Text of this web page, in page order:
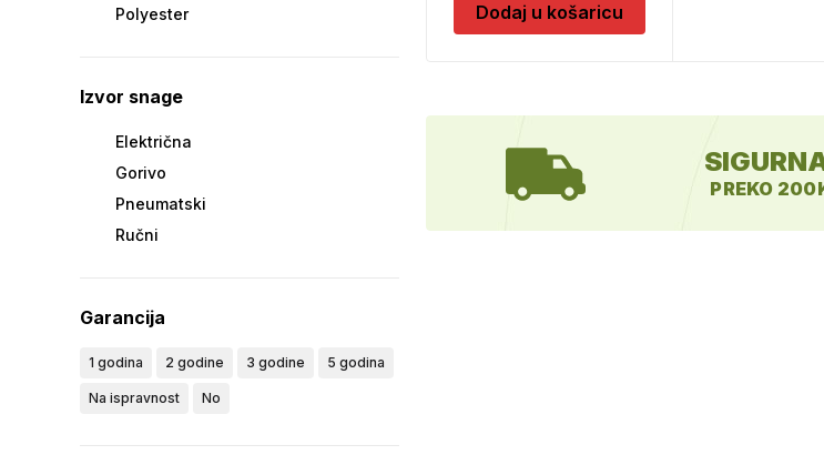
Polyester
Izvor snage
Električna
Gorivo
Pneumatski
Ručni
Garancija
1 godina 2 godine 3 godine 5 godina
Na ispravnost No
Dodaj u košaricu
PREKO